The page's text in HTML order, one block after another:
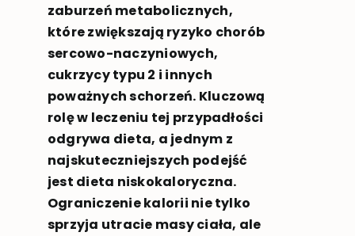
zaburzeń metabolicznych,
które zwiększają ryzyko chorób
sercowo-naczyniowych,
cukrzycy typu 2 i innych
poważnych schorzeń. Kluczową
rolę w leczeniu tej przypadłości
odgrywa dieta, a jednym z
najskuteczniejszych podejść
jest dieta niskokaloryczna.
Ograniczenie kalorii nie tylko
sprzyja utracie masy ciała, ale